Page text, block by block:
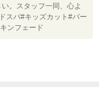
。スタッフ一同、心よ
スパ#キッズカット#バー
ンフェード